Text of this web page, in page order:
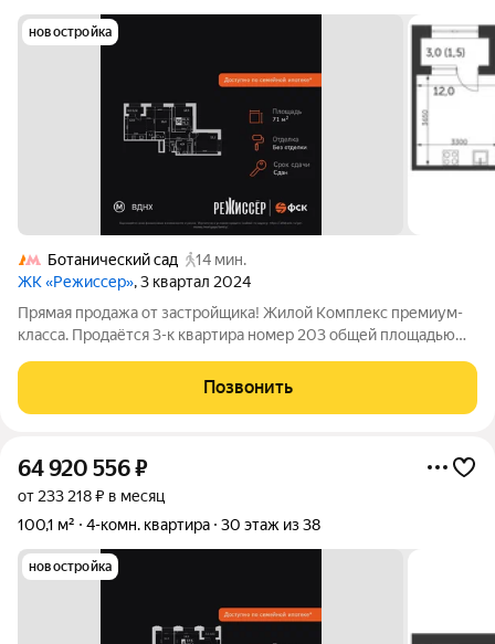
новостройка
Ботанический сад
14 мин.
ЖК «Режиссер», 3 квартал 2024
Прямая продажа от застройщика! Жилой Комплекс премиум-
класса. Продаётся 3-к квартира номер 203 общей площадью
Просторная спальня, в которой можно разместить большую
кровать. - Угловая
Позвонить
64 920 556₽
от 233 218 ₽ в месяц
100,1 м²
4-комн. квартира 30 этаж из 38
новостройка